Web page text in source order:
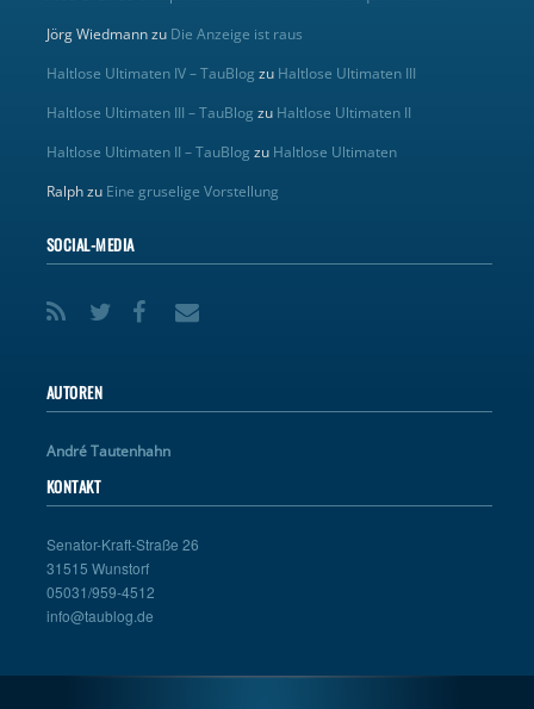
Jörg Wiedmannzu Die Anzeige ist raus
Haltlose Ultimaten IV – TauBlog zu Haltlose Ultimaten III
Haltlose Ultimaten III – TauBlog zu Haltlose Ultimaten II
Haltlose Ultimaten II – TauBlog zu Haltlose Ultimaten
Ralphzu Eine gruselige Vorstellung
SOCIAL-MEDIA
AUTOREN
André Tautenhahn
KONTAKT
Senator-Kraft-Straße 26
31515 Wunstorf
05031/959-4512
info@taublog.de